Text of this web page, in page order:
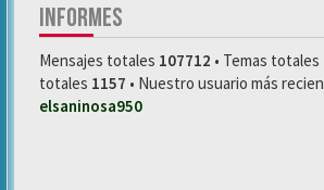
INFORMES
Mensajes totales 107712 • Temas totales
totales 1157 • Nuestro usuario más
elsaninosa950